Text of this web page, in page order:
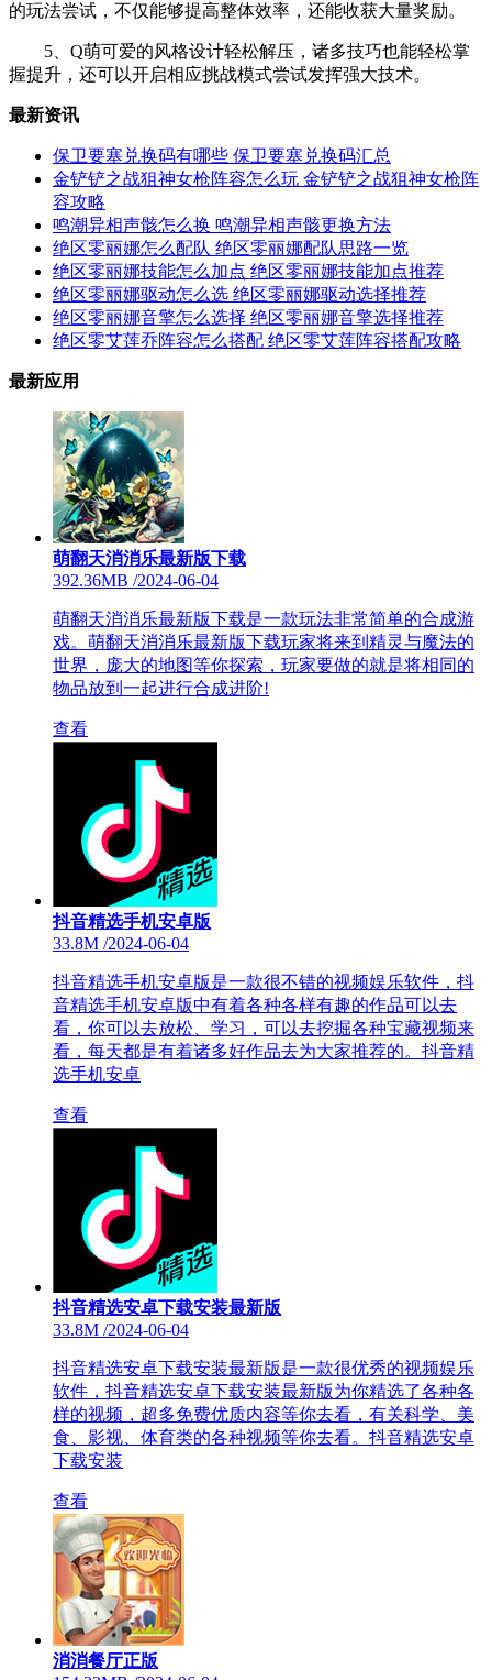
的玩法尝试，不仅能够提高整体效率，还能收获大量奖励。
5、Q萌可爱的风格设计轻松解压，诸多技巧也能轻松掌
握提升，还可以开启相应挑战模式尝试发挥强大技术。
最新资讯
保卫要塞兑换码有哪些 保卫要塞兑换码汇总
金铲铲之战狙神女枪阵容怎么玩 金铲铲之战狙神女枪阵
容攻略
鸣潮异相声骸怎么换 鸣潮异相声骸更换方法
绝区零丽娜怎么配队 绝区零丽娜配队思路一览
绝区零丽娜技能怎么加点 绝区零丽娜技能加点推荐
绝区零丽娜驱动怎么选 绝区零丽娜驱动选择推荐
绝区零丽娜音擎怎么选择 绝区零丽娜音擎选择推荐
绝区零艾莲乔阵容怎么搭配 绝区零艾莲阵容搭配攻略
最新应用
萌翻天消消乐最新版下载
392.36MB /2024-06-04
萌翻天消消乐最新版下载是一款玩法非常简单的合成游
戏。萌翻天消消乐最新版下载玩家将来到精灵与魔法的
世界，庞大的地图等你探索，玩家要做的就是将相同的
物品放到一起进行合成进阶!
查看
抖音精选手机安卓版
33.8M /2024-06-04
抖音精选手机安卓版是一款很不错的视频娱乐软件，抖
音精选手机安卓版中有着各种各样有趣的作品可以去
看，你可以去放松、学习，可以去挖掘各种宝藏视频来
看，每天都是有着诸多好作品去为大家推荐的。抖音精
选手机安卓
查看
抖音精选安卓下载安装最新版
33.8M /2024-06-04
抖音精选安卓下载安装最新版是一款很优秀的视频娱乐
软件，抖音精选安卓下载安装最新版为你精选了各种各
样的视频，超多免费优质内容等你去看，有关科学、美
食、影视、体育类的各种视频等你去看。抖音精选安卓
下载安装
查看
消消餐厅正版